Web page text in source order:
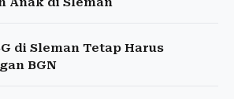
di Sleman Tetap Harus
BGN